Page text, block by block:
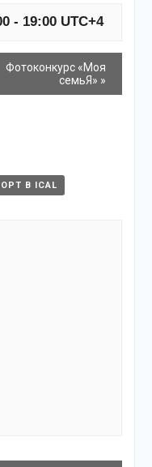
- 19:00 UTC+4
Фотоконкурс «Моя
семьЯ» »
В ICAL